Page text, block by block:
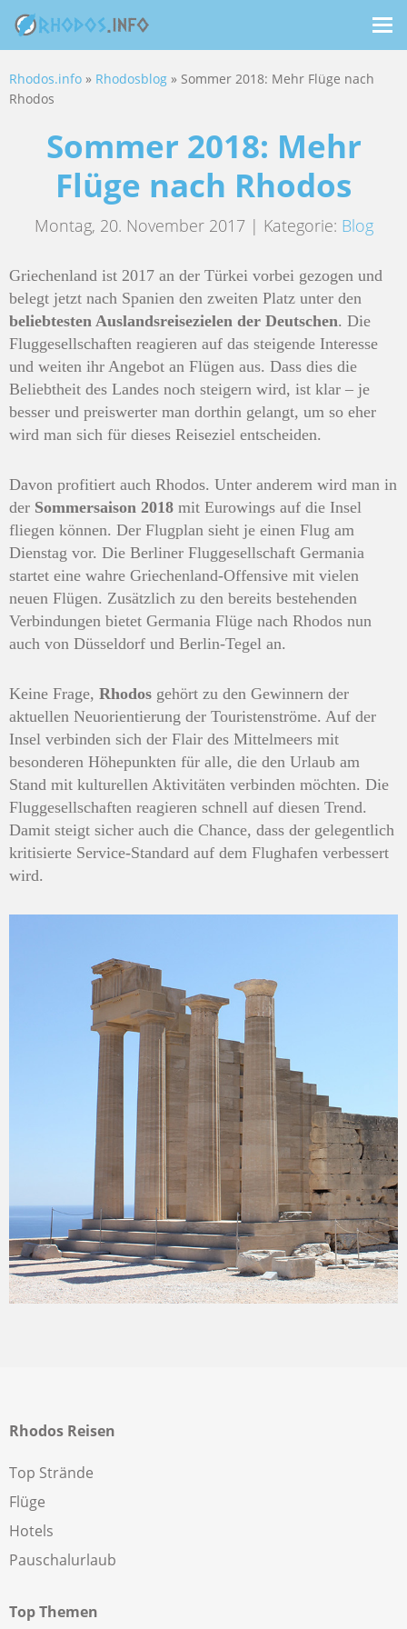
Rhodos.info » Rhodosblog » Sommer 2018: Mehr Flüge nach
Rhodos
Sommer 2018: Mehr
Flüge nach Rhodos
Montag, 20. November 2017 | Kategorie: Blog
Griechenland ist 2017 an der Türkei vorbei gezogen und
belegt jetzt nach Spanien den zweiten Platz unter den
beliebtesten Auslandsreisezielen der Deutschen. Die
Fluggesellschaften reagieren auf das steigende Interesse
und weiten ihr Angebot an Flügen aus. Dass dies die
Beliebtheit des Landes noch steigern wird, ist klar – je
besser und preiswerter man dorthin gelangt, um so eher
wird man sich für dieses Reiseziel entscheiden.
Davon profitiert auch Rhodos. Unter anderem wird man in
der Sommersaison 2018 mit Eurowings auf die Insel
fliegen können. Der Flugplan sieht je einen Flug am
Dienstag vor. Die Berliner Fluggesellschaft Germania
startet eine wahre Griechenland-Offensive mit vielen
neuen Flügen. Zusätzlich zu den bereits bestehenden
Verbindungen bietet Germania Flüge nach Rhodos nun
auch von Düsseldorf und Berlin-Tegel an.
Keine Frage, Rhodos gehört zu den Gewinnern der
aktuellen Neuorientierung der Touristenströme. Auf der
Insel verbinden sich der Flair des Mittelmeers mit
besonderen Höhepunkten für alle, die den Urlaub am
Stand mit kulturellen Aktivitäten verbinden möchten. Die
Fluggesellschaften reagieren schnell auf diesen Trend.
Damit steigt sicher auch die Chance, dass der gelegentlich
kritisierte Service-Standard auf dem Flughafen verbessert
wird.
Rhodos Reisen
Top Strände
Flüge
Hotels
Pauschalurlaub
Top Themen